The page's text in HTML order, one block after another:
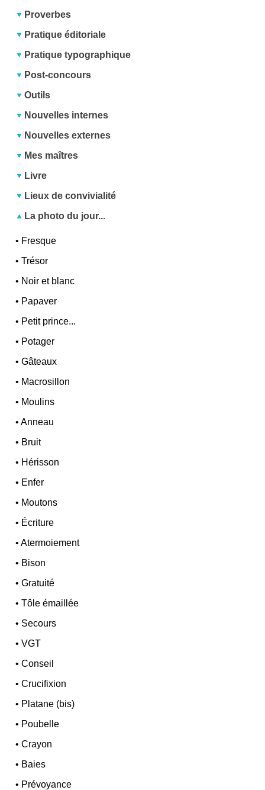
Proverbes
Pratique éditoriale
Pratique typographique
Post-concours
Outils
Nouvelles internes
Nouvelles externes
Mes maîtres
Livre
Lieux de convivialité
La photo du jour...
• Fresque
•Trésor
• Noir et blanc
• Papaver
• Petit prince...
• Potager
•Gâteaux
• Macrosillon
• Moulins
•Anneau
• Bruit
• Hérisson
• Enfer
• Moutons
• Écriture
•Atermoiement
• Bison
•Gratuité
•Tôle émaillée
• Secours
•VGT
•Conseil
•Crucifixion
• Platane (bis)
• Poubelle
•Crayon
• Baies
• Prévoyance